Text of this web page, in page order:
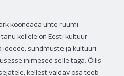
koondada ühte ruumi
kellele on Eesti kultuur
ideede, sündmuste ja kultuuri
inimesed selle taga. Õilis
kellest valdav osa teeb